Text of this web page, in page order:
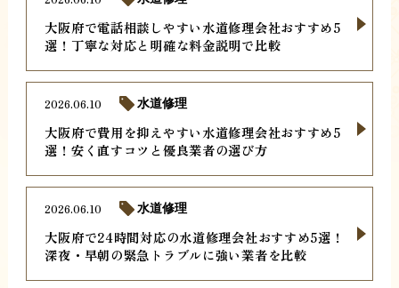
大阪府で電話相談しやすい水道修理会社おすすめ5
選！丁寧な対応と明確な料金説明で比較
大阪府で費用を抑えやすい水道修理会社おすすめ5
選！安く直すコツと優良業者の選び方
2026.06.10 水道修理
大阪府で24時間対応の水道修理会社おすすめ5選！
深夜・早朝の緊急トラブルに強い業者を比較
2026.06.10 水道修理